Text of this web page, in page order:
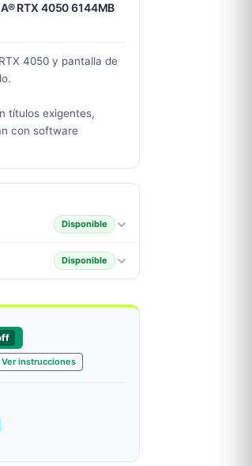
RTX 4050 6144MB
4050 y pantalla de
títulos exigentes,
con software
Disponible
Disponible
Ver instrucciones